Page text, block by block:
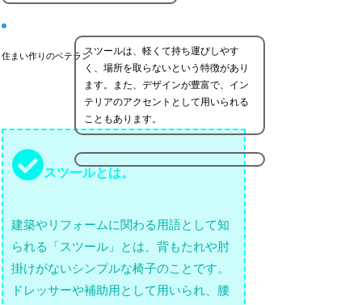
住まい作りのベテランスツールは、軽くて持ち運びしやす
く、場所を取らないという特徴があり
ます。また、デザインが豊富で、イン
テリアのアクセントとして用いられる
こともあります。
スツールとは。
建築やリフォームに関わる用語として知
られる「スツール」とは、背もたれや肘
掛けがないシンプルな椅子のことです。
ドレッサーや補助用として用いられ、腰